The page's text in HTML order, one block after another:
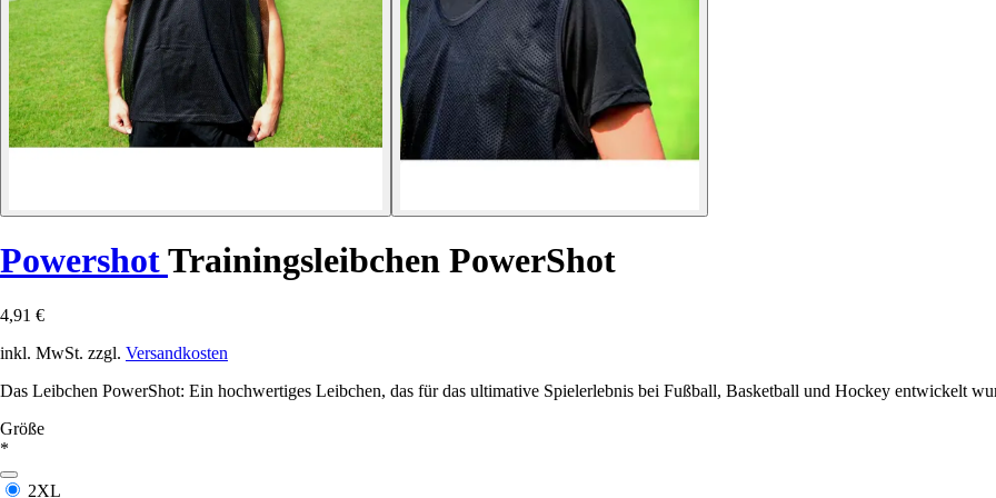
PowershotTrainingsleibchen PowerShot
4,91 €
inkl. MwSt. zzgl. Versandkosten
Das Leibchen PowerShot: Ein hochwertiges Leibchen, das für das ultimative Spielerlebnis bei Fußball, Basketball und Hockey entwickelt
Größe
*
2XL